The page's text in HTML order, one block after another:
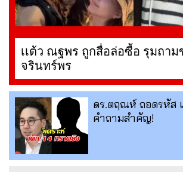
เเต้ว ณฐพร ถูกสื่อล่อซื้อ รุมถาม
จรินทร์พร
ดร.ตฤณห์ ถอดรหัส
คำถามสำคัญ!